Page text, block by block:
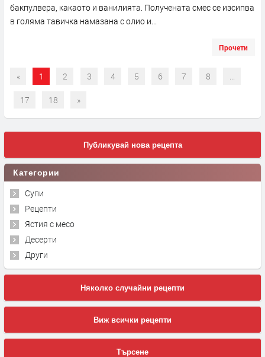
бакпулвера, какаото и ванилията. Получената смес се изсипва
в голяма тавичка намазана с олио и...
Прочети
« 1 2 3 4 5 6 7 8 ...
17 18 »
Публикувай нова рецепта
Категории
Супи
Рецепти
Ястия с месо
Десерти
Други
Няколко случайни рецепти
Виж всички рецепти
Търсене